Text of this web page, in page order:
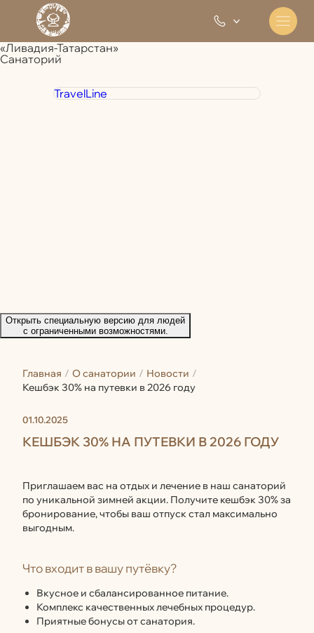
«Ливадия-Татарстан»
Санаторий
+7 800 350 28 30
TravelLine
Открыть специальную версию для людей
с ограниченными возможностями.
Главная О санатории
Новости
Кешбэк 30% на путевки в 2026 году
01.10.2025
КЕШБЭК 30% НА ПУТЕВКИ В 2026 ГОДУ
Приглашаем вас на отдых и лечение в наш санаторий
по уникальной зимней акции. Получите кешбэк 30% за
бронирование, чтобы ваш отпуск стал максимально
выгодным.
Что входит в вашу путёвку?
Вкусное и сбалансированное питание.
Комплекс качественных лечебных процедур.
Приятные бонусы от санатория.